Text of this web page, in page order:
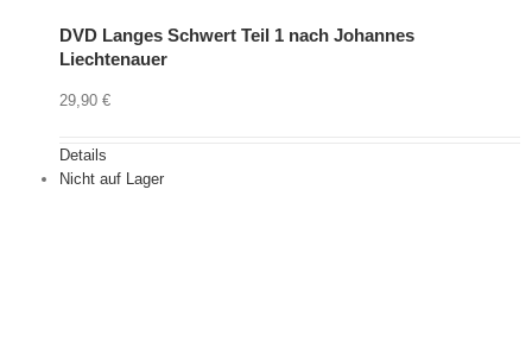
DVD Langes Schwert Teil 1 nach Johannes
Liechtenauer
29,90 €
Details
Nicht auf Lager